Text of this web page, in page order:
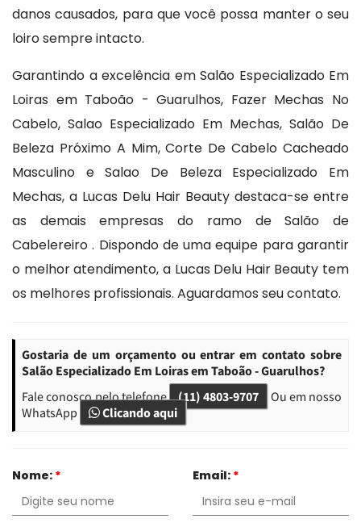
danos causados, para que você possa manter o seu
loiro sempre intacto.
Garantindo a excelência em Salão Especializado Em
Loiras em Taboão - Guarulhos, Fazer Mechas No
Cabelo, Salao Especializado Em Mechas, Salão De
Beleza Próximo A Mim, Corte De Cabelo Cacheado
Masculino e Salao De Beleza Especializado Em
Mechas, a Lucas Delu Hair Beauty destaca-se entre
as demais empresas do ramo de Salão de
Cabelereiro . Dispondo de uma equipe para garantir
o melhor atendimento, a Lucas Delu Hair Beauty tem
os melhores profissionais. Aguardamos seu contato.
Gostaria de um orçamento ou entrar em contato sobre
Salão Especializado Em Loiras em Taboão - Guarulhos?
Fale conosco pelo telefone (11) 4803-9707
Ou em nosso
WhatsApp
Clicando aqui
Nome: * Email: *